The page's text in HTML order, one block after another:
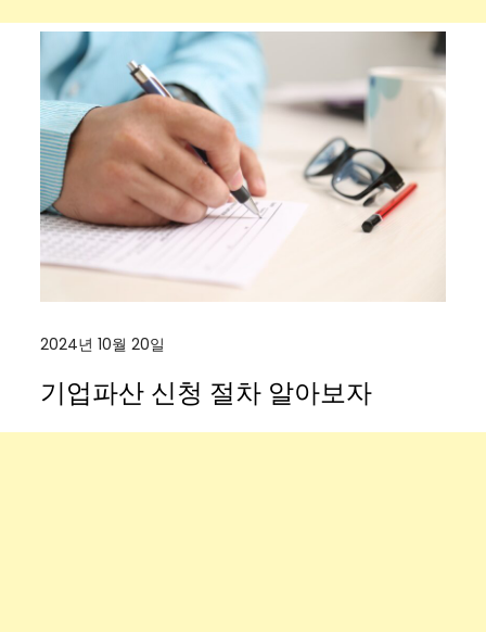
2024년 10월 20일
기업파산 신청 절차 알아보자